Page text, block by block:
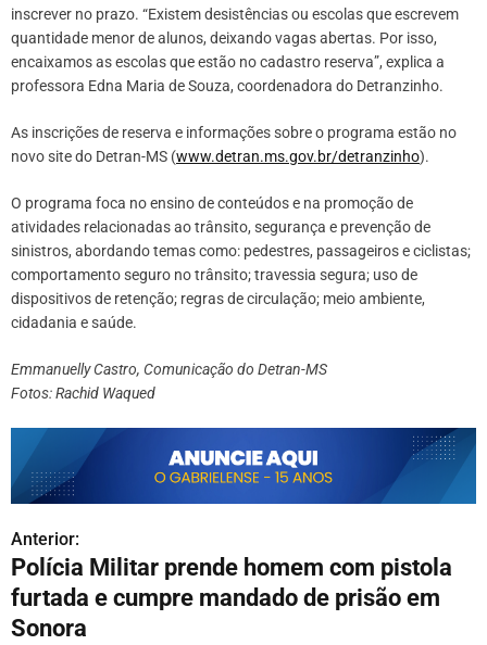
inscrever no prazo. “Existem desistências ou escolas que escrevem
quantidade menor de alunos, deixando vagas abertas. Por isso,
encaixamos as escolas que estão no cadastro reserva”, explica a
professora Edna Maria de Souza, coordenadora do Detranzinho.
As inscrições de reserva e informações sobre o programa estão no
novo site do Detran-MS (www.detran.ms.gov.br/detranzinho).
O programa foca no ensino de conteúdos e na promoção de
atividades relacionadas ao trânsito, segurança e prevenção de
sinistros, abordando temas como: pedestres, passageiros e ciclistas;
comportamento seguro no trânsito; travessia segura; uso de
dispositivos de retenção; regras de circulação; meio ambiente,
cidadania e saúde.
Emmanuelly Castro, Comunicação do Detran-MS
Fotos: Rachid Waqued
N
a
v
Anterior:
Polícia Militar prende homem com pistola
furtada e cumpre mandado de prisão em
Sonora